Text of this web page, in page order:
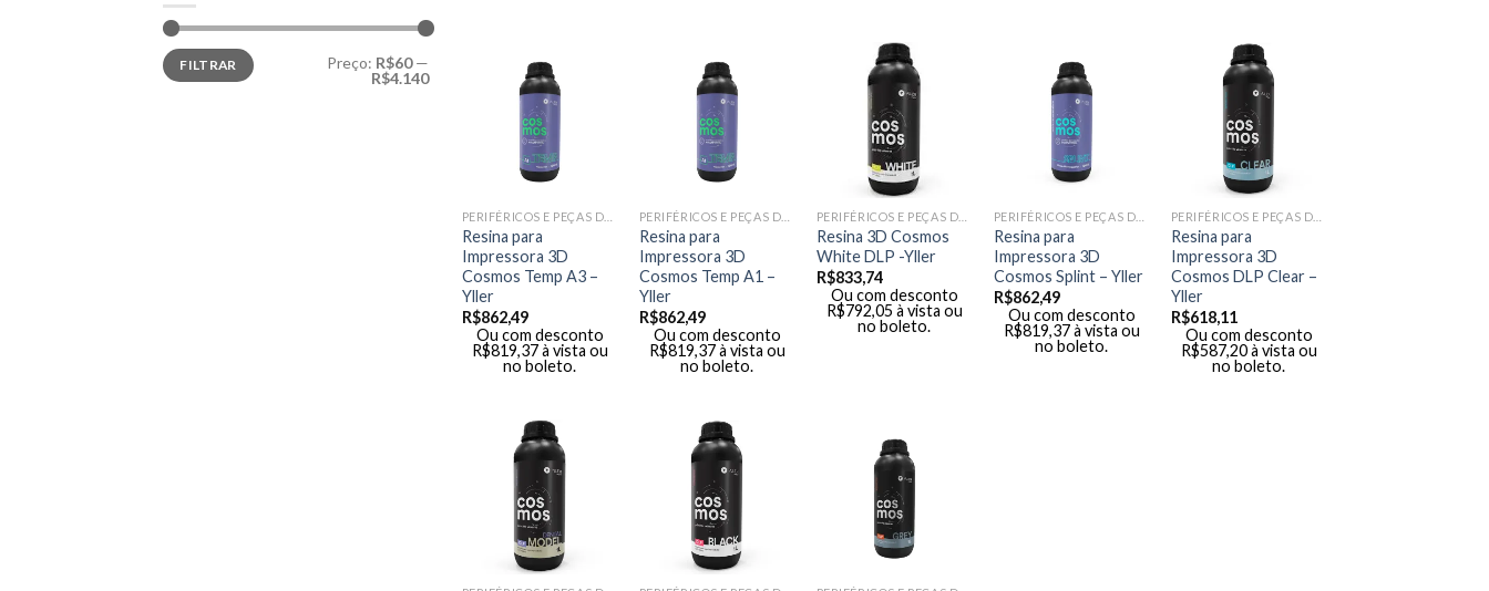
Preço
mínimo
Preço
máximo
FILTRAR Preço: R$60—
R$4.140
Resina para
Impressora 3D
Cosmos Temp A3 –
Yller
R$862,49
Ou com desconto
R$819,37 à vista ou
no boleto.
Resina para
Impressora 3D
Cosmos Temp A1 –
Yller
R$862,49
Ou com desconto
R$819,37 à vista ou
no boleto.
Resina 3D Cosmos
White DLP -Yller
R$833,74
Ou com desconto
R$792,05 à vista ou
no boleto.
Resina para
Impressora 3D
Cosmos Splint – Yller
R$862,49
Ou com desconto
R$819,37 à vista ou
no boleto.
Resina para
Impressora 3D
Cosmos DLP Clear –
Yller
R$618,11
Ou com desconto
R$587,20 à vista ou
no boleto.